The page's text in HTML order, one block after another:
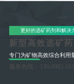
更好的选矿药剂和解决
新型高效选矿
专门为矿物高效综合利用
服务热线：136-0982-1616